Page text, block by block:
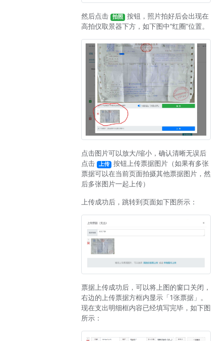
然后点击 拍照
按钮，照片拍好后会出现在
高拍仪取景器下方，如下图中“红圈”位置。
点击图片可以放大/缩小，确认清晰无误后
点击
上传
按钮上传票据图片（如果有多张
票据可以在当前页面拍摄其他票据图片，然
后多张图片一起上传）
上传成功后，跳转到页面如下图所示：
票据上传成功后，可以将上图的窗口关闭，
右边的上传票据方框内显示「1张票据」。
现在支出明细框内容已经填写完毕，如下图
所示：